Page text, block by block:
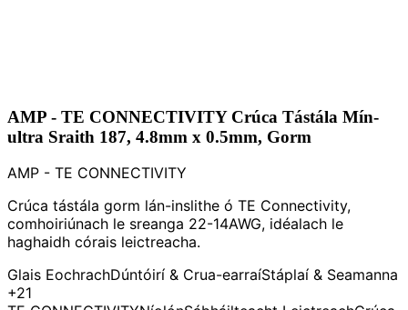
AMP - TE CONNECTIVITY Crúca Tástála Mín-
ultra Sraith 187, 4.8mm x 0.5mm, Gorm
AMP - TE CONNECTIVITY
Crúca tástála gorm lán-inslithe ó TE Connectivity,
comhoiriúnach le sreanga 22-14AWG, idéalach le
haghaidh córais leictreacha.
Glais EochrachDúntóirí & Crua-earraíStáplaí & Seamanna
+21